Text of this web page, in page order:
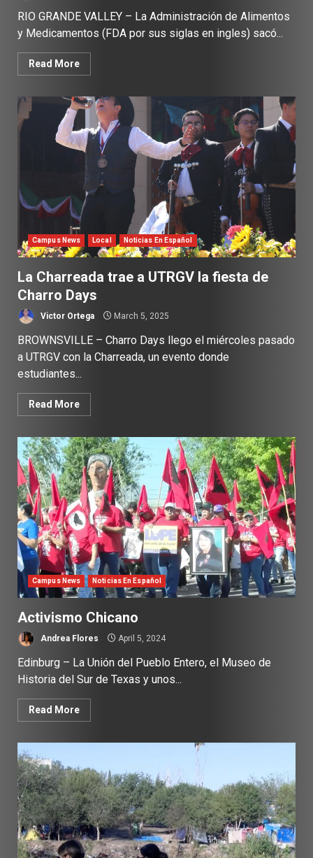
RIO GRANDE VALLEY – La Administración de Alimentos
y Medicamentos (FDA por sus siglas en ingles) sacó...
Read More
Campus News Local Noticias En Español
La Charreada trae a UTRGV la fiesta de
Charro Days
Victor Ortega March 5, 2025
BROWNSVILLE – Charro Days llego el miércoles pasado
a UTRGV con la Charreada, un evento donde
estudiantes...
Read More
Campus News Noticias En Español
Activismo Chicano
Andrea Flores April 5, 2024
Edinburg – La Unión del Pueblo Entero, el Museo de
Historia del Sur de Texas y unos...
Read More